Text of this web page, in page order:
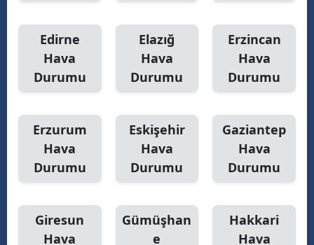
Edirne
Hava
Durumu
Elazığ
Hava
Durumu
Erzincan
Hava
Durumu
Erzurum
Hava
Durumu
Eskişehir
Hava
Durumu
Gaziantep
Hava
Durumu
Giresun
Hava
Gümüşhan
e
Hakkari
Hava